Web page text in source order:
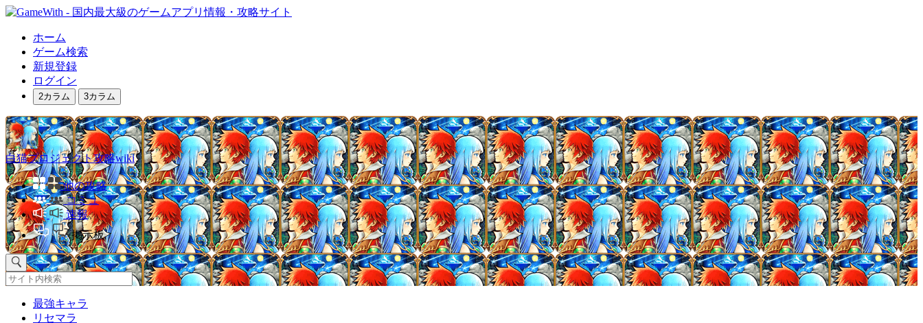
ホーム
ゲーム検索
新規登録
ログイン
2カラム 3カラム
白猫プロジェクト攻略wiki
他の攻略
コミュ
速報
掲示板
最強キャラ
リセマラ